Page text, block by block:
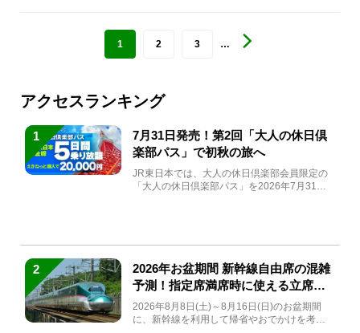
1 2 3 …
アクセスランキング
1
7月31日発売！第2回「大人の休日倶
楽部パス」で初秋の旅へ
JR東日本では、大人の休日倶楽部会員限定の
「大人の休日倶楽部パス」を2026年7月31日
2
2026年お盆期間 新幹線自由席の混雑
予測！指定席満席時に使える立席特
急券も解説
2026年8月8日(土)～8月16日(日)のお盆期間
に、新幹線を利用して帰省やおでかけを考え